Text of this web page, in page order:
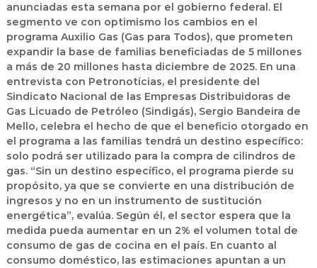
anunciadas esta semana por el gobierno federal. El
segmento ve con optimismo los cambios en el
programa Auxilio Gas (Gas para Todos), que prometen
expandir la base de familias beneficiadas de 5 millones
a más de 20 millones hasta diciembre de 2025. En una
entrevista con Petronotícias, el presidente del
Sindicato Nacional de las Empresas Distribuidoras de
Gas Licuado de Petróleo (Sindigás), Sergio Bandeira de
Mello, celebra el hecho de que el beneficio otorgado en
el programa a las familias tendrá un destino específico:
solo podrá ser utilizado para la compra de cilindros de
gas. “Sin un destino específico, el programa pierde su
propósito, ya que se convierte en una distribución de
ingresos y no en un instrumento de sustitución
energética”, evalúa. Según él, el sector espera que la
medida pueda aumentar en un 2% el volumen total de
consumo de gas de cocina en el país. En cuanto al
consumo doméstico, las estimaciones apuntan a un